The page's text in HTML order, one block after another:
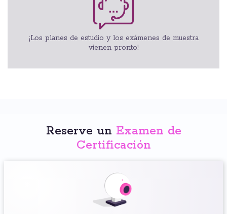
¡Los planes de estudio y los exámenes de muestra
vienen pronto!
Reserve un Examen de
Certificación